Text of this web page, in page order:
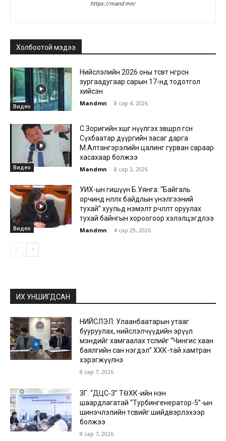
https://mand.mn/
Холбоотой мэдээ
Видео
Нийслэлийн 2026 оны төсөвт өнгөрсөн
зургаадугаар сарын 17-нд тодотгол
хийсэн
Mandmn - 8 сар 4, 2026
Видео
С.Зоригийн хөшөөг нүүлгэх зөвшөөрөл өгсөн
Сүхбаатар дүүргийн засаг дарга
М.Алтангэрэлийн цалинг гурван сараар
хасахаар болжээ
Mandmn - 8 сар 3, 2026
Видео
УИХ-ын гишүүн Б.Уянга: “Байгаль
орчинд нөлөөлөх байдлын үнэлгээний
тухай” хуульд нэмэлт өөрчлөлт оруулах
тухай байнгын хороогоор хэлэлцэгдлээ
Mandmn - 4 сар 29, 2026
ИХ УНШИГДСАН
НИЙСЛЭЛ: Улаанбаатарын утааг
бууруулах, нийслэлчүүдийн эрүүл
мэндийг хамгаалах төслийг “Чингис хаан
баялгийн сан нэгдэл” ХХК-тай хамтран
хэрэгжүүлнэ
8 сар 7, 2026
ЗГ: “ДЦС-3” ТӨХК-ийн нэн
шаардлагатай “Турбингенератор-5”-ын
шинэчлэлийн төсвийг шийдвэрлэхээр
болжээ
8 сар 7, 2026